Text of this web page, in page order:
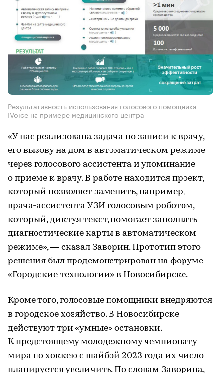
Результативность использования голосового помощника
IVoice на примере медицинского центра
«У нас реализована задача по записи к врачу,
его вызову на дом в автоматическом режиме
через голосового ассистента и упоминание
о приеме к врачу. В работе находится проект,
который позволяет заменить, например,
врача-ассистента УЗИ голосовым роботом,
который, диктуя текст, помогает заполнять
диагностические карты в автоматическом
режиме», — сказал Заворин. Прототип этого
решения был продемонстрирован на форуме
«Городские технологии» в Новосибирске.
Кроме того, голосовые помощники внедряются
в городское хозяйство. В Новосибирске
действуют три «умные» остановки.
К предстоящему молодежному чемпионату
мира по хоккею с шайбой 2023 года их число
планируется увеличить. По словам Заворина,